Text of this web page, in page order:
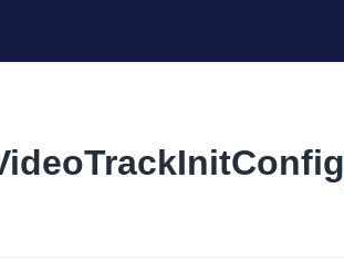
实时转录翻译